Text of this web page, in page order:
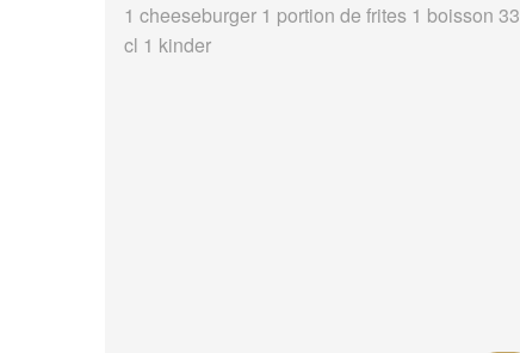
1 cheeseburger 1 portion de frites 1 boisson 33
cl 1 kinder